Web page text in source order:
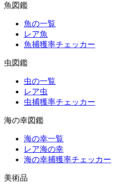
魚図鑑
魚の一覧
レア魚
魚捕獲率チェッカー
虫図鑑
虫の一覧
レア虫
虫捕獲率チェッカー
海の幸図鑑
海の幸一覧
レア海の幸
海の幸捕獲率チェッカー
美術品